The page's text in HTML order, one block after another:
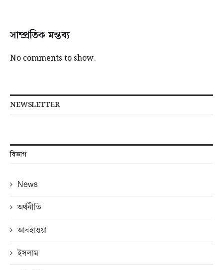
সাম্প্রতিক মন্তব্য
No comments to show.
NEWSLETTER
বিভাগ
News
অর্থনীতি
আবহাওয়া
ইসলাম